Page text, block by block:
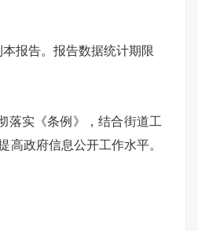
报告。报告数据统计期限
落实《条例》，结合街道工
高政府信息公开工作水平。